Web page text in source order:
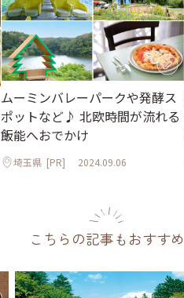
ムーミンバレーパークや発酵ス
ポットなど♪ 北欧時間が流れる
飯能へおでかけ
埼玉県 [PR] 2024.09.06
こちらの記事もおすすめ